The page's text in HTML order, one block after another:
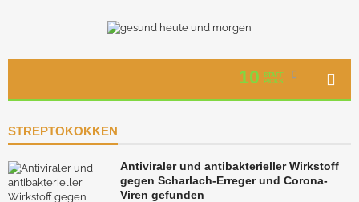
10
STAFF
PICKS
STREPTOKOKKEN
Antiviraler und antibakterieller Wirkstoff
gegen Scharlach-Erreger und Corona-
Viren gefunden